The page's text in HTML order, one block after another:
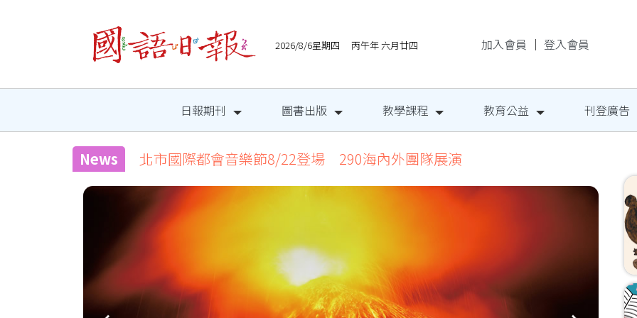
2026/8/6星期四 丙午年 六月廿四 加入會員 ｜ 登入會員
日報期刊 圖書出版 教學課程 教育公益 刊登廣告
News 北市國際都會音樂節8/22登場 290海內外團隊展演